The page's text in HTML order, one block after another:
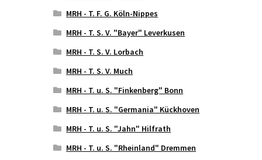
MRH - T. F. G. Köln-Nippes
MRH - T. S. V. "Bayer" Leverkusen
MRH - T. S. V. Lorbach
MRH - T. S. V. Much
MRH - T. u. S. "Finkenberg" Bonn
MRH - T. u. S. "Germania" Kückhoven
MRH - T. u. S. "Jahn" Hilfrath
MRH - T. u. S. "Rheinland" Dremmen